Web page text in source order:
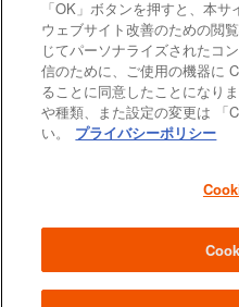
お問い合わせ
「OK」ボタンを押すと、本サ
ウェブサイト改善のための閲
じてパーソナライズされたコ
信のために、ご使用の機器に
ることに同意したことになり
や種類、また設定の変更は 「
い。
プライバシーポリシー